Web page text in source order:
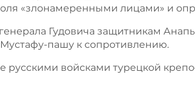
«злонамеренными лицами» и
Гудовича защитникам
пашу к сопротивлению.
русскими войсками турецкой